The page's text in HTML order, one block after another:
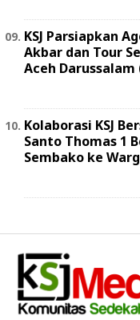
KSJ Parsiapkan
Akbar dan Tour
Aceh Darussalam
Kolaborasi KSJ
Santo Thomas 1
Sembako ke